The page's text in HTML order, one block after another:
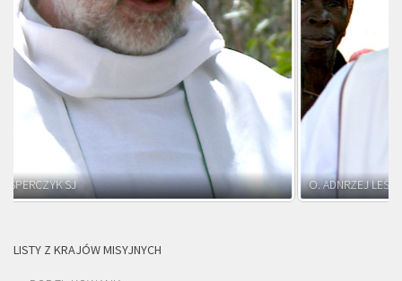
O. ADNRZEJ LEŚNIARA SJ
LISTY Z KRAJÓW MISYJNYCH